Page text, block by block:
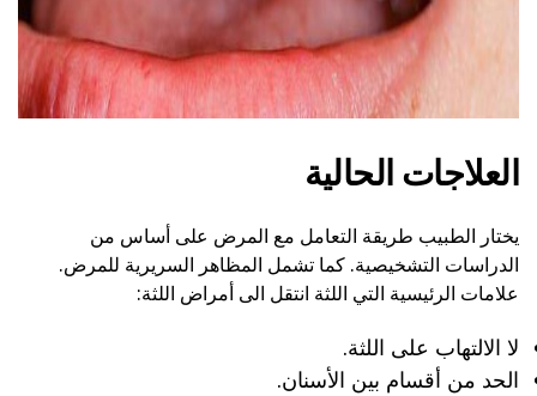
العلاجات الحالية
يختار الطبيب طريقة التعامل مع المرض على أساس من
الدراسات التشخيصية. كما تشمل المظاهر السريرية للمرض.
علامات الرئيسية التي اللثة انتقل الى أمراض اللثة:
لا الالتهاب على اللثة.
الحد من أقسام بين الأسنان.